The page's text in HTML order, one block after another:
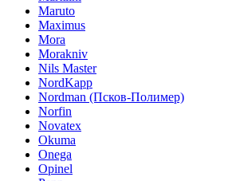
Maruto
Maximus
Mora
Morakniv
Nils Master
NordKapp
Nordman (Псков-Полимер)
Norfin
Novatex
Okuma
Onega
Opinel